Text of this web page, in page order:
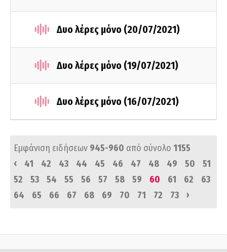
Δυο λέρες μόνο (20/07/2021)
Δυο λέρες μόνο (19/07/2021)
Δυο λέρες μόνο (16/07/2021)
Εμφάνιση ειδήσεων 945-960 από σύνολο 1155
‹
41 42 43 44 45 46 47 48 49 50
51
52
53 54 55 56 57 58 59 60 61 62
63
64
65 66 67 68 69 70 71 72 73 ›